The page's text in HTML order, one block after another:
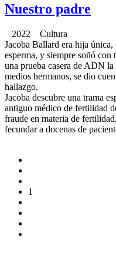
Nuestro padre
2022 Cultura
Jacoba Ballard era hija
esperma, y siempre soñó con
una prueba casera de ADN
medios hermanos, se dio
hallazgo.
Jacoba descubre una trama
antiguo médico de fertilidad
fraude en materia de
fecundar a docenas de
1